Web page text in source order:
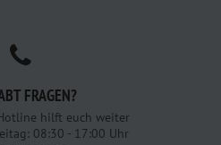
FRAGEN?
hilft euch weiter
08:30 - 17:00 Uhr